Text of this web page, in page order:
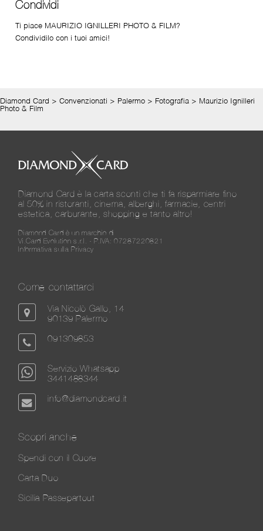
Condividi
Ti piace MAURIZIO IGNILLERI PHOTO & FILM?
Condividilo con i tuoi amici!
Diamond Card > Convenzionati > Palermo > Fotografia > Maurizio Ignilleri
Photo & Film
Diamond Card è la carta sconti che ti fa risparmiare fino
al 50% in ristoranti, cinema, alberghi, farmacie, centri
estetica, carburante, shopping e tanto altro!
Diamond Card è un marchio di
Vi.Card Evolution s.r.l. - P.IVA: 07287220821
Informativa sulla Privacy
Come contattarci
Via Nicolò Gallo, 14
90139 Palermo
091309853
Servizio Whatsapp
3441488344
info@diamondcard.it
Scopri anche
Spendi con il Cuore
Carta Duo
Sicilia Passepartout